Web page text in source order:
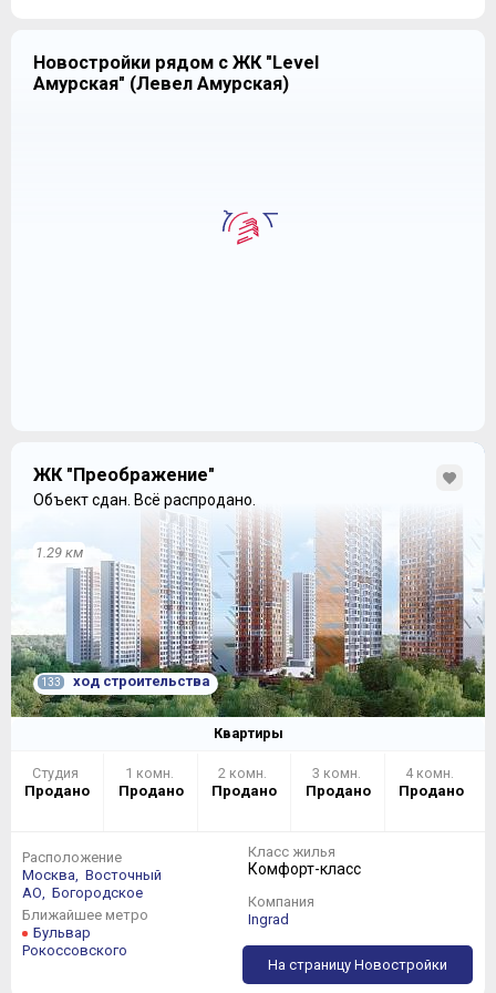
на 400 учеников. В любом случае эти заведения будут
коммерческими, а их появления раньше 2021 года
ждать не следует.
ВЫБОР
Квартиры и апартаменты продаются как без отделки в
Новостройки рядом с ЖК "Level
Амурская" (Левел Амурская)
ЖК "Преображение"
Объект сдан. Всё распродано.
1.29 км
133 ход строительства
Квартиры
Студия
Продано
1 комн.
Продано
2 комн.
Продано
3 комн.
Продано
4 комн.
Продано
Расположение
Москва,
Восточный
АО,
Богородское
Ближайшее метро
Бульвар
Рокоссовского
Класс жилья
Комфорт-класс
Компания
Ingrad
На страницу Новостройки